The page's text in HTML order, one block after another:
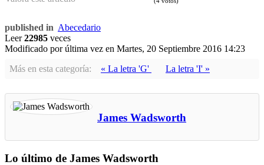
published in Abecedario
Leer22985 veces
Modificado por última vez en Martes, 20 Septiembre 2016 14:23
Más en esta categoría:
« La letra 'G' La letra 'I' »
James Wadsworth
Lo último de James Wadsworth